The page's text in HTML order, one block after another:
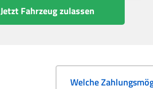
Jetzt Fahrzeug zulassen
Welche